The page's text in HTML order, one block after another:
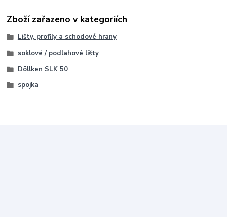
Zboží zařazeno v kategoriích
Lišty, profily a schodové hrany
soklové / podlahové lišty
Döllken SLK 50
spojka